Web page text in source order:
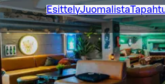
EsittelyJuomalista